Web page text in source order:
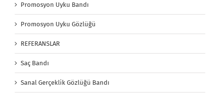
Promosyon Uyku Bandı
Promosyon Uyku Gözlüğü
REFERANSLAR
Saç Bandı
Sanal Gerçeklik Gözlüğü Bandı